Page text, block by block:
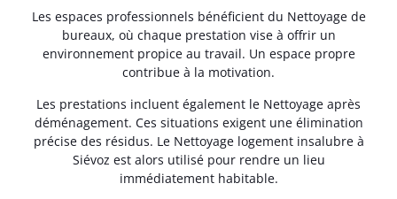
Les espaces professionnels bénéficient du Nettoyage de
bureaux, où chaque prestation vise à offrir un
environnement propice au travail. Un espace propre
contribue à la motivation.
Les prestations incluent également le Nettoyage après
déménagement. Ces situations exigent une élimination
précise des résidus. Le Nettoyage logement insalubre à
Siévoz est alors utilisé pour rendre un lieu
immédiatement habitable.